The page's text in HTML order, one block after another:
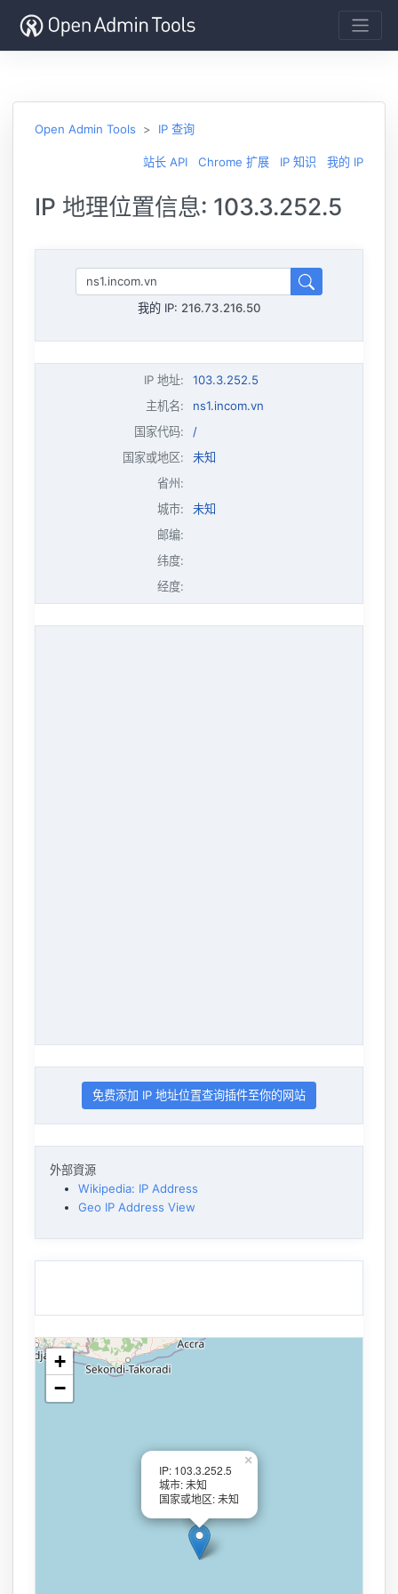
Open Admin Tools IP 查询
站长 API Chrome 扩展 IP 知识 我的 IP
IP 地理位置信息: 103.3.252.5
我的 IP: 216.73.216.50
IP 地址:
103.3.252.5
主机名:
ns1.incom.vn
国家代码:
/
国家或地区:
未知
省州:
城市:
未知
邮编:
纬度:
经度:
免费添加 IP 地址位置查询插件至你的网站
外部資源
Wikipedia: IP Address
Geo IP Address View
IP: 103.3.252.5
城市: 未知
国家或地区: 未知
×
+
−